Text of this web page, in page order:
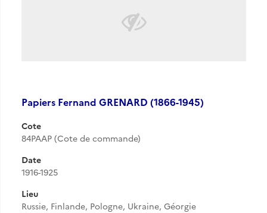
Papiers Fernand GRENARD (1866-1945)
Cote
84PAAP (Cote de commande)
Date
1916-1925
Lieu
Russie, Finlande, Pologne, Ukraine, Géorgie